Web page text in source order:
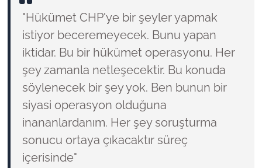
"Hükümet CHP'ye bir şeyler yapmak
istiyor beceremeyecek. Bunu yapan
iktidar. Bu bir hükümet operasyonu. Her
şey zamanla netleşecektir. Bu konuda
söylenecek bir şey yok. Ben bunun bir
siyasi operasyon olduğuna
inananlardanım. Her şey soruşturma
sonucu ortaya çıkacaktır süreç
içerisinde"